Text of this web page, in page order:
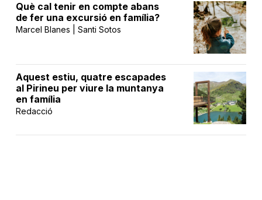
Què cal tenir en compte abans
de fer una excursió en família?
Marcel Blanes | Santi Sotos
Aquest estiu, quatre escapades
al Pirineu per viure la muntanya
en família
Redacció